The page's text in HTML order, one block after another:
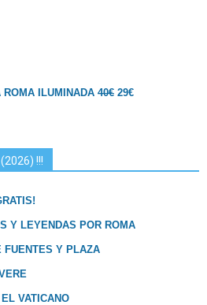
ROMA ILUMINADA 40€ 29€
!!!
Y LEYENDAS POR ROMA
FUENTES Y PLAZA
VATICANO